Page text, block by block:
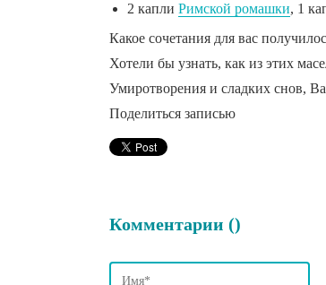
2 капли Римской ромашки, 1
Какое сочетания для вас
Хотели бы узнать, как из этих
Умиротворения и сладких снов,
Поделиться записью
Комментарии ()